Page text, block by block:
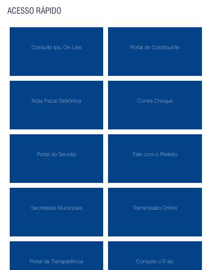
ACESSO RÁPIDO
Consulte Iptu On-Line Portal do Contribuinte
Nota Fiscal Eletrônica Contra Cheque
Portal do Servidor Fale com o Prefeito
Secretarias Municipais Transmissão Online
Portal da Transparência Consulte o E-sic